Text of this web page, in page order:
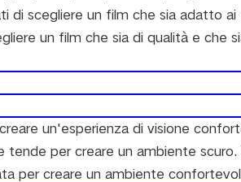
di scegliere un film che sia adatto
un film che sia di qualità e che
un'esperienza di visione
tende per creare un ambiente scuro.
per creare un ambiente